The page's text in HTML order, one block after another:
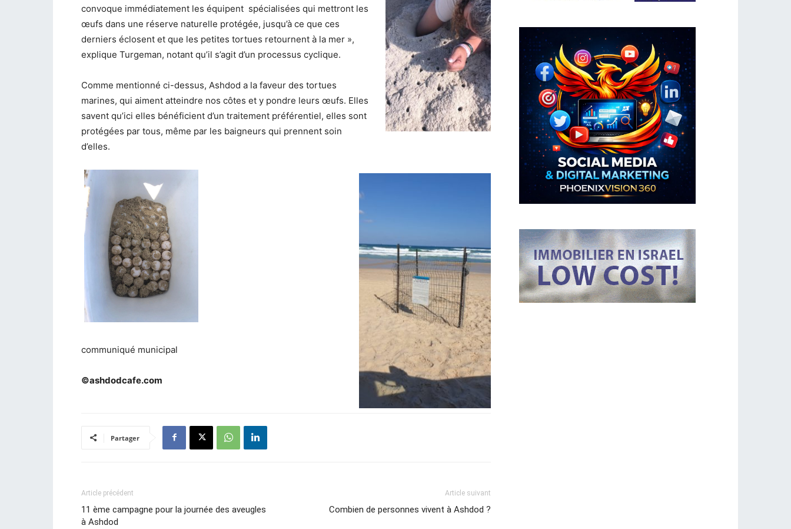
convoque immédiatement les équipent spécialisées qui mettront les
œufs dans une réserve naturelle protégée, jusqu’à ce que ces
derniers éclosent et que les petites tortues retournent à la mer »,
explique Turgeman, notant qu’il s’agit d’un processus cyclique.
Comme mentionné ci-dessus, Ashdod a la faveur des tortues
marines, qui aiment atteindre nos côtes et y pondre leurs œufs. Elles
savent qu’ici elles bénéficient d’un traitement préférentiel, elles sont
protégées par tous, même par les baigneurs qui prennent soin
d’elles.
communiqué municipal
©ashdodcafe.com
Partager
Article précédent
11 ème campagne pour la journée des aveugles
à Ashdod
Article suivant
Combien de personnes vivent à Ashdod ?